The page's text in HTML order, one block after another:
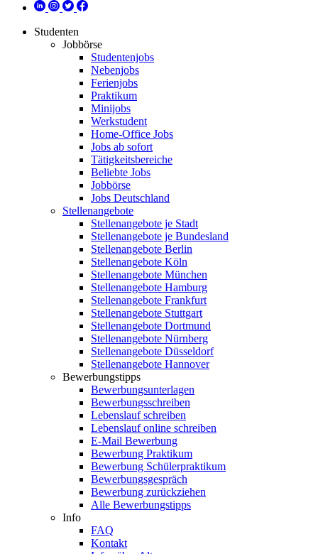
Studenten
Jobbörse
Studentenjobs
Nebenjobs
Ferienjobs
Praktikum
Minijobs
Werkstudent
Home-Office Jobs
Jobs ab sofort
Tätigkeitsbereiche
Beliebte Jobs
Jobbörse
Jobs Deutschland
Stellenangebote
Stellenangebote je Stadt
Stellenangebote je Bundesland
Stellenangebote Berlin
Stellenangebote Köln
Stellenangebote München
Stellenangebote Hamburg
Stellenangebote Frankfurt
Stellenangebote Stuttgart
Stellenangebote Dortmund
Stellenangebote Nürnberg
Stellenangebote Düsseldorf
Stellenangebote Hannover
Bewerbungstipps
Bewerbungsunterlagen
Bewerbungsschreiben
Lebenslauf schreiben
Lebenslauf online schreiben
E-Mail Bewerbung
Bewerbung Praktikum
Bewerbung Schülerpraktikum
Bewerbungsgespräch
Bewerbung zurückziehen
Alle Bewerbungstipps
Info
FAQ
Kontakt